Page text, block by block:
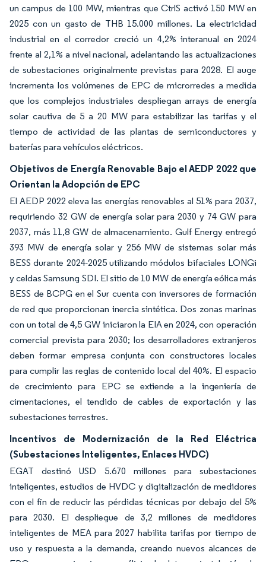
un campus de 100 MW, mientras que CtrlS activó 150 MW en
2025 con un gasto de THB 15.000 millones. La electricidad
industrial en el corredor creció un 4,2% interanual en 2024
frente al 2,1% a nivel nacional, adelantando las actualizaciones
de subestaciones originalmente previstas para 2028. El auge
incrementa los volúmenes de EPC de microrredes a medida
que los complejos industriales despliegan arrays de energía
solar cautiva de 5 a 20 MW para estabilizar las tarifas y el
tiempo de actividad de las plantas de semiconductores y
baterías para vehículos eléctricos.
Objetivos de Energía Renovable Bajo el AEDP 2022 que
Orientan la Adopción de EPC
El AEDP 2022 eleva las energías renovables al 51% para 2037,
requiriendo 32 GW de energía solar para 2030 y 74 GW para
2037, más 11,8 GW de almacenamiento. Gulf Energy entregó
393 MW de energía solar y 256 MW de sistemas solar más
BESS durante 2024-2025 utilizando módulos bifaciales LONGi
y celdas Samsung SDI. El sitio de 10 MW de energía eólica más
BESS de BCPG en el Sur cuenta con inversores de formación
de red que proporcionan inercia sintética. Dos zonas marinas
con un total de 4,5 GW iniciaron la EIA en 2024, con operación
comercial prevista para 2030; los desarrolladores extranjeros
deben formar empresa conjunta con constructores locales
para cumplir las reglas de contenido local del 40%. El espacio
de crecimiento para EPC se extiende a la ingeniería de
cimentaciones, el tendido de cables de exportación y las
subestaciones terrestres.
Incentivos de Modernización de la Red Eléctrica
(Subestaciones Inteligentes, Enlaces HVDC)
EGAT destinó USD 5.670 millones para subestaciones
inteligentes, estudios de HVDC y digitalización de medidores
con el fin de reducir las pérdidas técnicas por debajo del 5%
para 2030. El despliegue de 3,2 millones de medidores
inteligentes de MEA para 2027 habilita tarifas por tiempo de
uso y respuesta a la demanda, creando nuevos alcances de